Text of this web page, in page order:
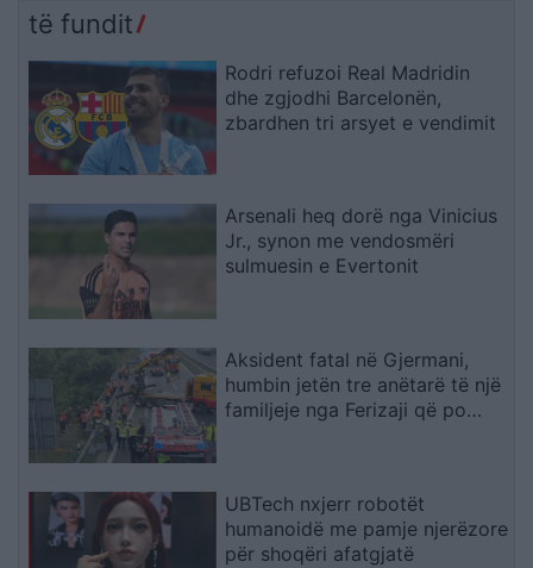
të fundit
Rodri refuzoi Real Madridin
dhe zgjodhi Barcelonën,
zbardhen tri arsyet e vendimit
Arsenali heq dorë nga Vinicius
Jr., synon me vendosmëri
sulmuesin e Evertonit
Aksident fatal në Gjermani,
humbin jetën tre anëtarë të një
familjeje nga Ferizaji që po
UBTech nxjerr robotët
humanoidë me pamje njerëzore
për shoqëri afatgjatë